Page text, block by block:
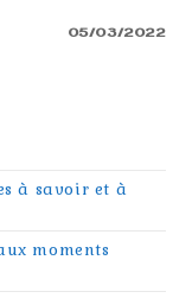
05/03/2022
à savoir et à
moments